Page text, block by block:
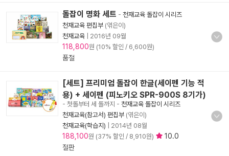
돌잡이 명화 세트 - 천재교육 돌잡이 시리즈
천재교육 편집부 (엮은이)
천재교육
2016년 09월
118,800원 (10% 할인 / 6,600원)
품절
[세트] 프리미엄 돌잡이 한글(세이펜 기능 적
용) + 세이펜 (피노키오 SPR-900S 8기가)
- 첫돌부터 세 돌까지 - 천재교육 돌잡이 시리즈
천재교육(참고서) 편집부 (엮은이)
천재교육(학습지)
2014년 08월
188,100원 (37% 할인 / 8,910원)
10.0
절판